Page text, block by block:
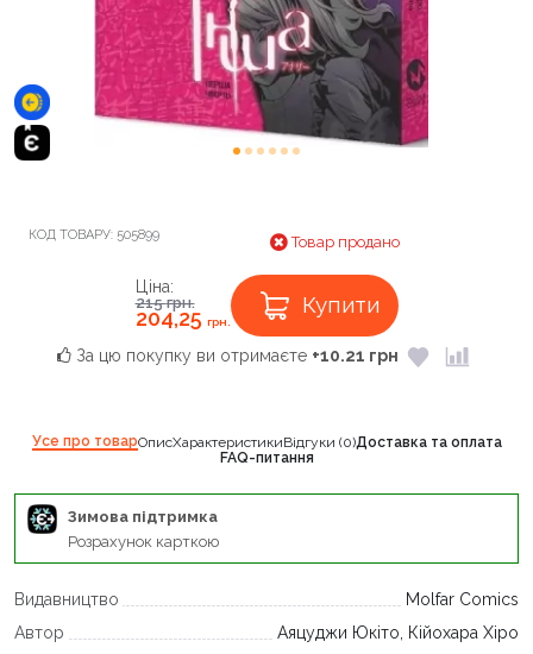
КОД ТОВАРУ: 505899 Товар продано
Ціна:
215грн.
204,25 грн.
Купити
За цю покупку ви отримаєте +10.21 грн
Усе про товарОписХарактеристикиВідгуки (0)Доставка та оплата
FAQ-питання
Зимова підтримка
Розрахунок карткою
Видавництво
Molfar Comics
Автор
Аяцуджи Юкіто, Кійохара Хіро